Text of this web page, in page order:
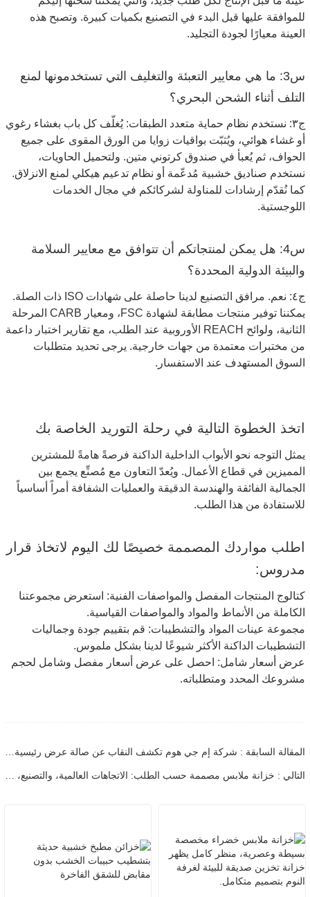
للموافقة عليها قبل البدء في التصنيع بكميات كبيرة. وتصبح هذه
العينة معيارًا لجودة التجليد.
س3: ما هي معايير التعبئة والتغليف التي تستخدمونها لمنع
التلف أثناء الشحن البحري؟
ج٣: نستخدم نظام حماية متعدد الطبقات: يُغلّف كل باب بغشاء رغوي
أو غشاء هوائي، ويُثبّت بواقيات زوايا من الورق المقوى على جميع
الحواف، ثم يُعبأ في صندوق كرتوني متين. ولتحميل الحاويات،
نستخدم صناديق خشبية مُدعّمة أو نظام تدعيم هيكلي لمنع الانزلاق.
كما نُقدّم إرشادات للمناولة لشركائكم في مجال الخدمات
اللوجستية.
س4: هل يمكن لمنتجاتكم أن تتوافق مع معايير السلامة
والبيئة الدولية المحددة؟
ج٤: نعم. مرافق التصنيع لدينا حاصلة على شهادات ISO ذات الصلة.
يمكننا توفير منتجات مطابقة لشهادة FSC، ومعيار CARB المرحلة
الثانية، ولوائح REACH الأوروبية عند الطلب، مع تقارير اختبار داعمة
من مختبرات معتمدة من جهات خارجية. يرجى تحديد متطلبات
السوق المستهدف عند الاستفسار.
اتخذ الخطوة التالية في رحلة التوريد الخاصة بك
يمثل التوجه نحو الأبواب الداخلية الداكنة فرصةً هامةً للمشترين
المميزين في قطاع الأعمال. ويُعدّ التعاون مع مُصنِّع يجمع بين
الجمالية الفائقة والهندسة الدقيقة والعمليات الشفافة أمراً أساسياً
للاستفادة من هذا الطلب.
اطلب مواردك المصممة خصيصًا لك اليوم لاتخاذ قرار
مدروس:
كتالوج المنتجات المفصل والمواصفات الفنية: استعرض مجموعتنا
الكاملة من الأنماط والمواد والمواصفات القياسية.
مجموعة عينات المواد والتشطيبات: قم بتقييم جودة وجماليات
التشطيبات الداكنة الأكثر شيوعًا لدينا بشكل ملموس.
عرض أسعار شامل: احصل على عرض أسعار مفصل وشامل لحجم
مشروعك المحدد ومتطلباته.